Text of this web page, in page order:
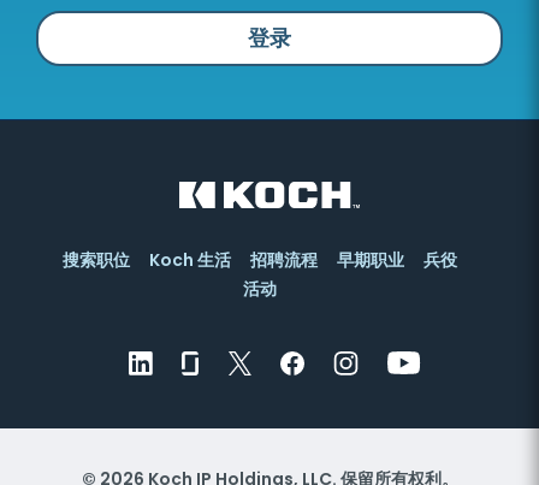
登录
搜索职位 Koch 生活 招聘流程 早期职业
兵役
活动
© 2026 Koch IP Holdings, LLC. 保留所有权利。